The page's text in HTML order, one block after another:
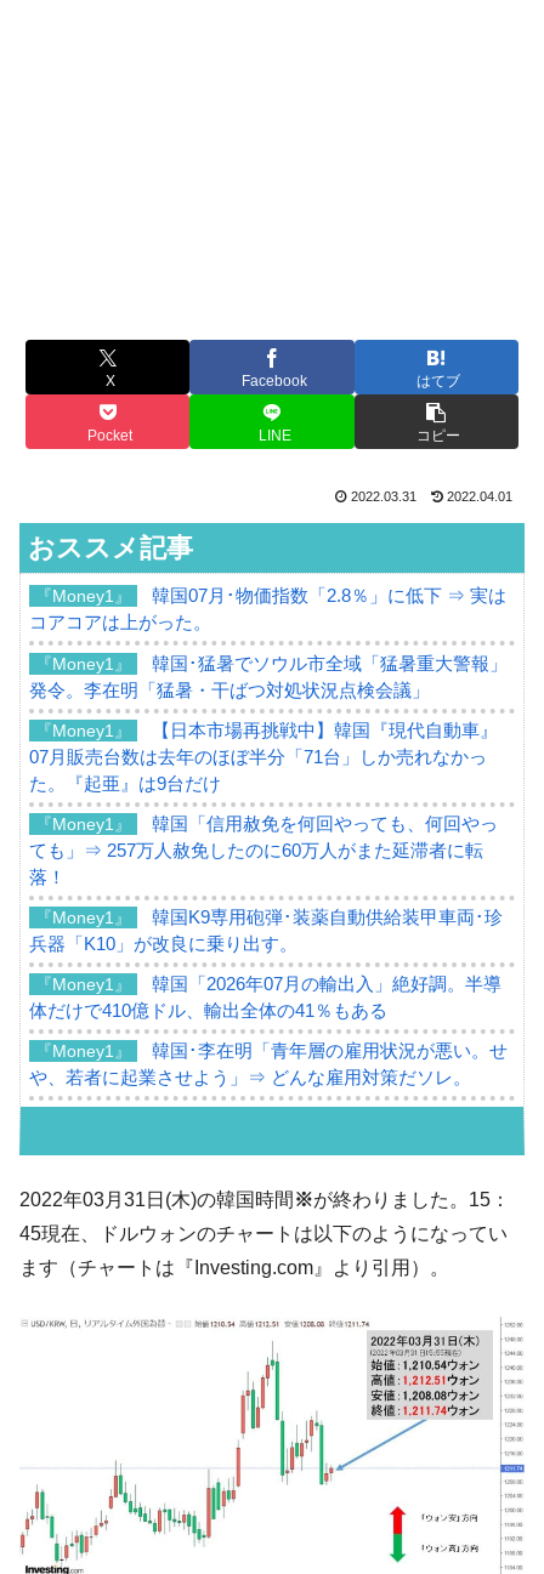
X Facebook はてブ
Pocket LINE コピー
2022.03.31 2022.04.01
おススメ記事
『Money1』
韓国07月･物価指数「2.8％」に低下 ⇒ 実は
コアコアは上がった。
『Money1』
韓国･猛暑でソウル市全域「猛暑重大警報」
発令。李在明「猛暑・干ばつ対処状況点検会議」
『Money1』
【日本市場再挑戦中】韓国『現代自動車』
07月販売台数は去年のほぼ半分「71台」しか売れなかっ
た。『起亜』は9台だけ
『Money1』
韓国「信用赦免を何回やっても、何回やっ
ても」⇒ 257万人赦免したのに60万人がまた延滞者に転
落！
『Money1』
韓国K9専用砲弾･装薬自動供給装甲車両･珍
兵器「K10」が改良に乗り出す。
『Money1』
韓国「2026年07月の輸出入」絶好調。半導
体だけで410億ドル、輸出全体の41％もある
『Money1』
韓国･李在明「青年層の雇用状況が悪い。せ
や、若者に起業させよう」⇒ どんな雇用対策だソレ。
韓国「ここは北朝鮮なのか。選管がサーバ
ーにウソのデータを入力したのは明白だ」
言。
『Money1』
韓国は「中国と同じく」投資に不適格な国
『韓国銀行』が「金の保有量を増やしま
す」⇒「金を経由するドル入手」手段ではないのか？
韓国･外為取引量「1日当たり1,214.4億ド
ル」まで拡大 ⇒ 海外資金の動きに強く左右される状態
『Money1』
韓国･帰ってきた李在明。李在明を支持しな
い「50.5％」に上昇
2022年03月31日(木)の韓国時間 ※が終わりました。15：
45現在、ドルウォンのチャートは以下のようになってい
ます（チャートは『Investing.com』より引用）。